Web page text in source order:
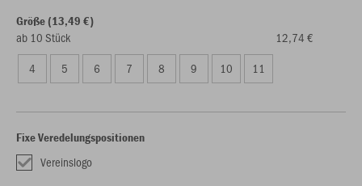
Größe (13,49 €)
ab 10 Stück
12,74 €
4
5 6 7 8 9 10 11
Fixe Veredelungspositionen
Vereinslogo